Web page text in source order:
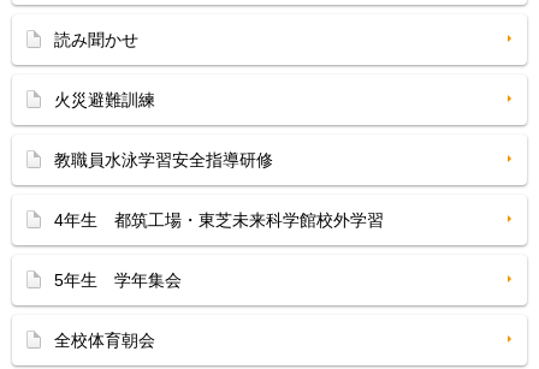
読み聞かせ
火災避難訓練
教職員水泳学習安全指導研修
4年生 都筑工場・東芝未来科学館校外学習
5年生 学年集会
全校体育朝会